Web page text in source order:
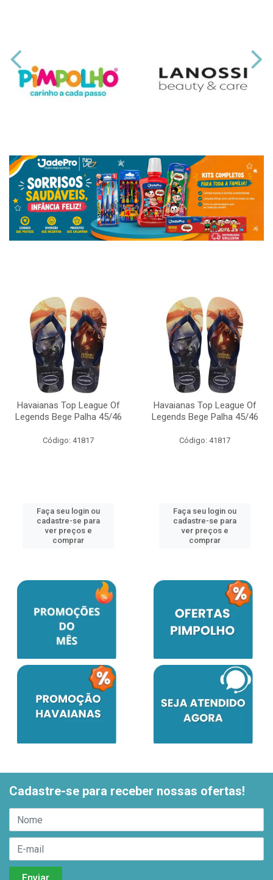
Havaianas Top League Of
Legends Bege Palha 45/46
Código: 41817
Faça seu login ou
cadastre-se para
ver preços e
comprar
Havaianas Top League Of
Legends Bege Palha 45/46
Código: 41817
Faça seu login ou
cadastre-se para
ver preços e
comprar
Cadastre-se para receber nossas ofertas!